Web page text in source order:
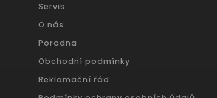
Servis
O nás
Poradna
Obchodní podmínky
Reklamační řád